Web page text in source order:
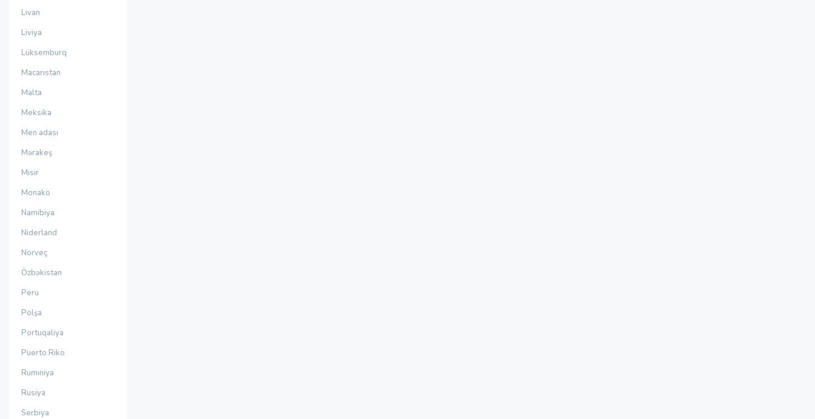
Livan
Liviya
Lüksemburq
Macarıstan
Malta
Meksika
Men adası
Mərakeş
Misir
Monako
Namibiya
Niderland
Norveç
Özbəkistan
Peru
Polşa
Portuqaliya
Puerto Riko
Rumıniya
Rusiya
Serbiya